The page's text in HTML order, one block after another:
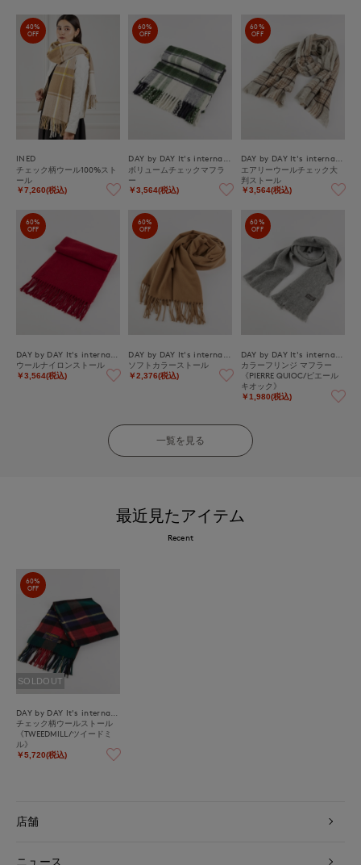
40%
OFF
INED
チェック柄ウール100%スト
ール
￥7,260(税込)
60%
OFF
ボリュームチェックマフラ
ー
￥3,564(税込)
60%
OFF
エアリーウールチェック大
判ストール
￥3,564(税込)
60%
OFF
ウールナイロンストール
￥3,564(税込)
60%
OFF
ソフトカラーストール
￥2,376(税込)
60%
OFF
カラーフリンジ マフラー
《PIERRE QUIOC/ピエール
キオック》
￥1,980(税込)
一覧を見る
最近見たアイテム
Recent
60%
OFF
SOLDOUT
チェック柄ウールストール
《TWEEDMILL/ツイードミ
ル》
￥5,720(税込)
店舗
ニュース